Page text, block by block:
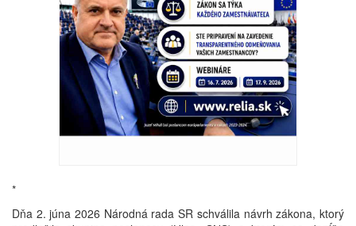
*
Dňa 2. júna 2026 Národná rada SR schválila návrh zákona, ktorý